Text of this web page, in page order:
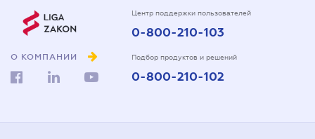
О КОМПАНИИ
Центр поддержки пользователей
0-800-210-103
Подбор продуктов и решений
0-800-210-102